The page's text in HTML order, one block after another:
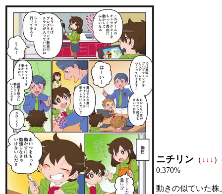
ニチリン （ ↓ ↓ ↓
0.370%
動きの似ていた